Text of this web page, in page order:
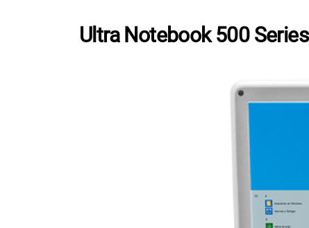
Ultra Notebook 500 Series